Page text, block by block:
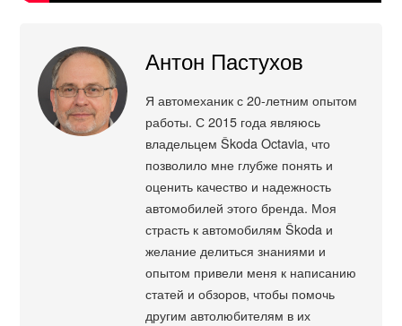
Антон Пастухов
Я автомеханик с 20-летним опытом
работы. С 2015 года являюсь
владельцем Škoda Octavia, что
позволило мне глубже понять и
оценить качество и надежность
автомобилей этого бренда. Моя
страсть к автомобилям Škoda и
желание делиться знаниями и
опытом привели меня к написанию
статей и обзоров, чтобы помочь
другим автолюбителям в их